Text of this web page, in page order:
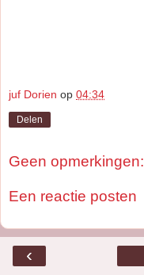
juf Dorien op 04:34
Delen
Geen opmerkingen:
Een reactie posten
‹